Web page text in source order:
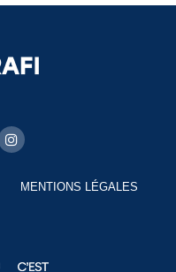
MENTIONS LÉGALES